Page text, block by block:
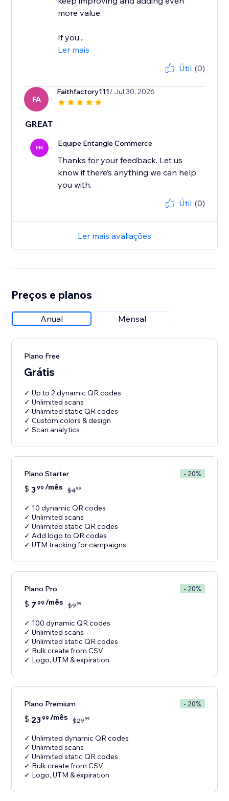
more value.
If you...
Ler mais
Útil (0)
FA
Faithfactory111/ Jul 30, 2026
GREAT
EN Equipe Entangle Commerce
Thanks for your feedback. Let us
know if there’s anything we can help
Útil (0)
Ler mais avaliações
Preços e planos
Anual Mensal
Plano Free
Grátis
✓ Up to 2 dynamic QR codes
✓ Unlimited scans
✓ Unlimited static QR codes
✓ Custom colors & design
✓ Scan analytics
Plano Starter - 20%
$ 399 /mês $499
✓ 10 dynamic QR codes
✓ Unlimited scans
✓ Unlimited static QR codes
✓ Add logo to QR codes
Plano Pro - 20%
$ 7 99 /mês $999
✓ 100 dynamic QR codes
✓ Unlimited scans
✓ Unlimited static QR codes
✓ Bulk create from CSV
✓ Logo, UTM & expiration
Plano Premium - 20%
$ 2399 /mês $2999
✓ Unlimited dynamic QR codes
✓ Unlimited scans
✓ Unlimited static QR codes
✓ Bulk create from CSV
✓ Logo, UTM & expiration